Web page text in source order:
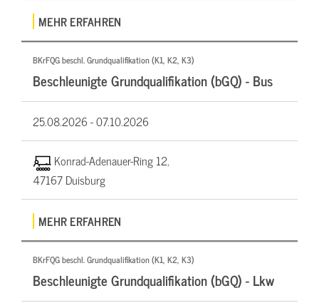
MEHR ERFAHREN
BKrFQG beschl. Grundqualifikation (K1, K2, K3)
Beschleunigte Grundqualifikation (bGQ) - Bus
25.08.2026 -07.10.2026
Konrad-Adenauer-Ring 12,
47167 Duisburg
MEHR ERFAHREN
BKrFQG beschl. Grundqualifikation (K1, K2, K3)
Beschleunigte Grundqualifikation (bGQ) - Lkw